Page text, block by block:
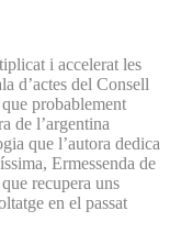
i accelerat les
d’actes del Consell
probablement
de l’argentina
que l’autora dedica
Ermessenda de
recupera uns
en el passat